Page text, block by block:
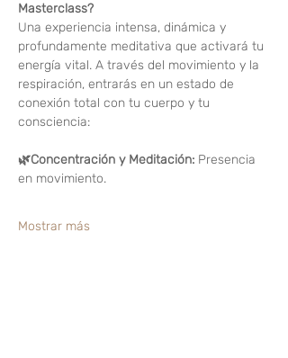
Masterclass?
Una experiencia intensa, dinámica y
profundamente meditativa que activará tu
energía vital. A través del movimiento y la
respiración, entrarás en un estado de
conexión total con tu cuerpo y tu
consciencia:
🌿Concentración y Meditación: Presencia
en movimiento.
Mostrar más